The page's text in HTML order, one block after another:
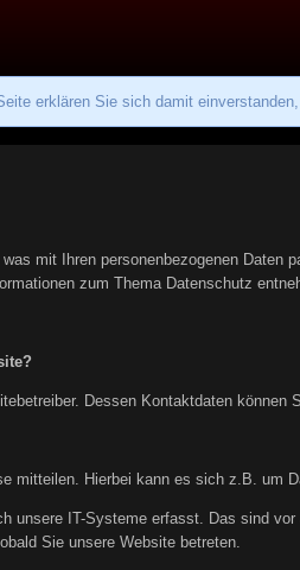
erklären Sie sich damit
mit Ihren personenbezogenen
zum Thema Datenschutz
Dessen Kontaktdaten können
mitteilen. Hierbei kann es sich z.B. um
unsere IT-Systeme erfasst. Das sind
Sie unsere Website betreten.